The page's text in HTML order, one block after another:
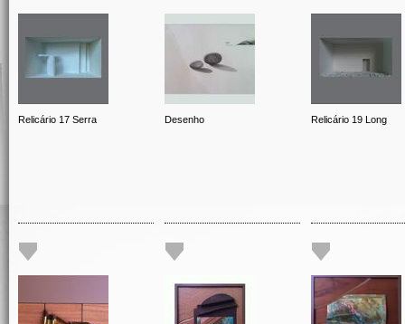
Relicário 17 Serra Desenho Relicário 19 Long